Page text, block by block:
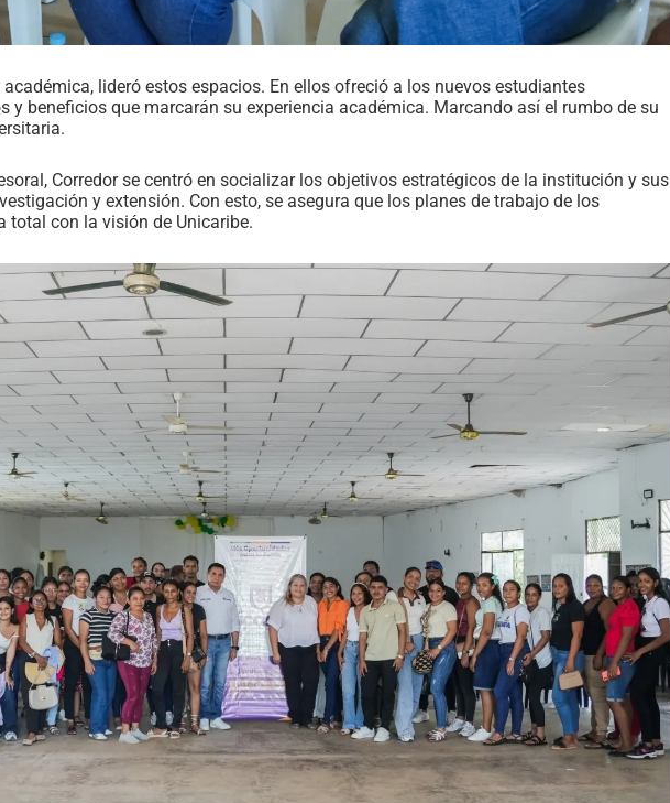
lideró estos espacios. En ellos ofreció a los nuevos estudiantes
y beneficios que marcarán su experiencia académica. Marcando así el rumbo de su
Corredor se centró en socializar los objetivos estratégicos de la institución y sus
y extensión. Con esto, se asegura que los planes de trabajo de los
total con la visión de Unicaribe.